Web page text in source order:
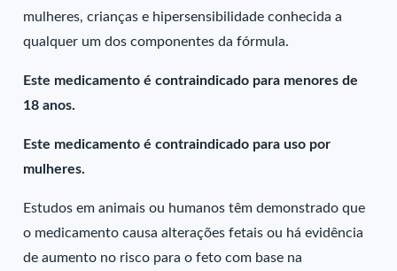
mulheres, crianças e hipersensibilidade conhecida a
qualquer um dos componentes da fórmula.
Este medicamento é contraindicado para menores de
18 anos.
Este medicamento é contraindicado para uso por
mulheres.
Estudos em animais ou humanos têm demonstrado que
o medicamento causa alterações fetais ou há evidência
de aumento no risco para o feto com base na